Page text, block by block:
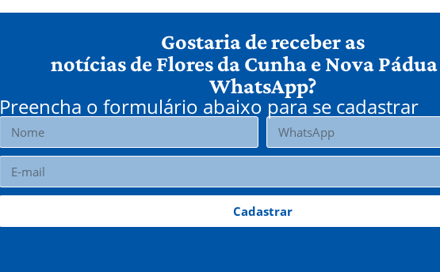
Gostaria de receber as
notícias de Flores da Cunha e Nova
WhatsApp?
Preencha o formulário abaixo para se cadastrar
Cadastrar